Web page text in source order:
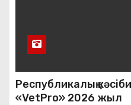
Республикалық
«VetPro» 2026 жыл